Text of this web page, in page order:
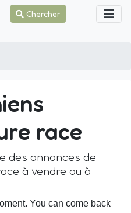
Chercher
race
des annonces de
à vendre ou à
You can come back